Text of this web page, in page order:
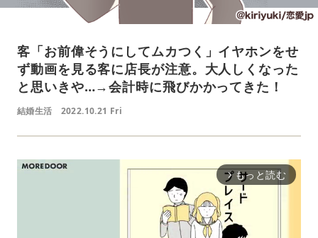
客「お前偉そうにしてムカつく」イヤホンをせ
ず動画を見る客に店長が注意。大人しくなった
と思いきや…→会計時に飛びかかってきた！
結婚生活 2022.10.21 Fri
arrow_forward_ios もっと読む